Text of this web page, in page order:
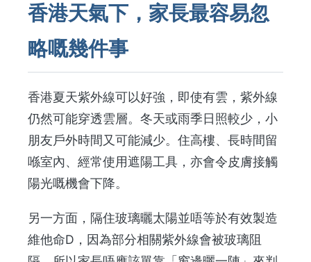
香港天氣下，家長最容易忽
略嘅幾件事
香港夏天紫外線可以好強，即使有雲，紫外線
仍然可能穿透雲層。冬天或雨季日照較少，小
朋友戶外時間又可能減少。住高樓、長時間留
喺室內、經常使用遮陽工具，亦會令皮膚接觸
陽光嘅機會下降。
另一方面，隔住玻璃曬太陽並唔等於有效製造
維他命D，因為部分相關紫外線會被玻璃阻